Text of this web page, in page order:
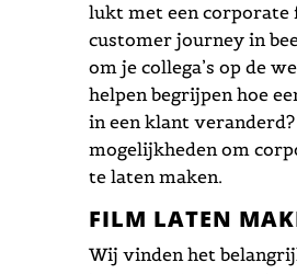
lukt met een corporate
customer journey in
om je collega’s op de
helpen begrijpen hoe
in een klant
mogelijkheden om
te laten maken.
FILM LATEN
Wij vinden het